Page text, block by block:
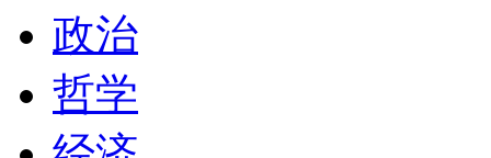
政治
哲学